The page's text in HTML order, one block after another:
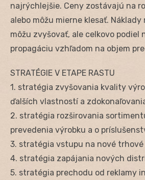
najrýchlejšie. Ceny zostávajú na
alebo môžu mierne klesať. Náklady
môžu zvyšovať, ale celkovo podiel
propagáciu vzhľadom na objem
STRATÉGIE V ETAPE RASTU
1. stratégia zvyšovania kvality
ďalších vlastností a
2. stratégia rozširovania
prevedenia výrobku a o
3. stratégia vstupu na nové trhové
4. stratégia zapájania nových
5. stratégia prechodu od reklamy